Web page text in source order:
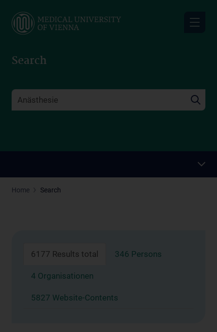
main
Search
Home Search
6177 Results total 346 Persons
4 Organisationen
5827 Website-Contents